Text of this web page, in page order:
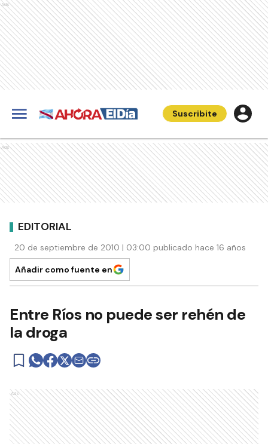
Ads
Suscribite
Ads
EDITORIAL
20 de septiembre de 2010 | 03:00 publicado hace 16 años
Añadir como fuente en
Entre Ríos no puede ser rehén de
la droga
Ads